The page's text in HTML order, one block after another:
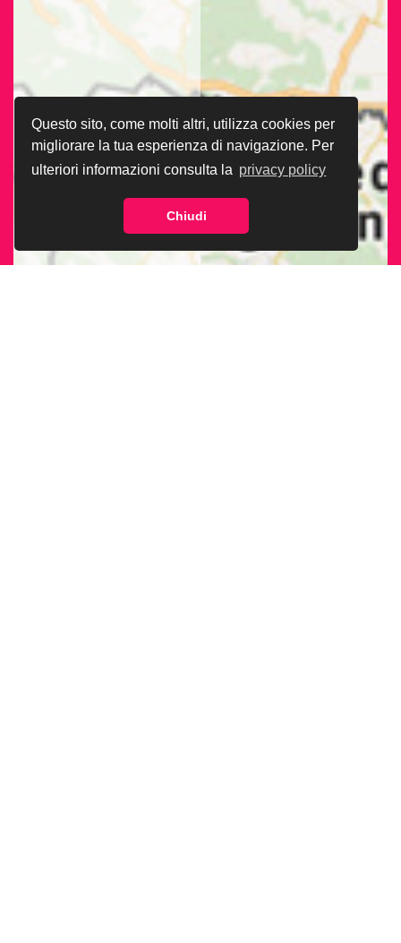
Questo sito, come molti altri, utilizza cookies per
migliorare la tua esperienza di navigazione. Per
ulteriori informazioni consulta la privacy policy
Chiudi